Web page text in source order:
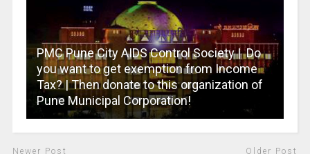
PMC Pune City AIDS Control Society | Do
you want to get exemption from Income
Tax? | Then donate to this organization of
Pune Municipal Corporation!
Newer Post Older Post